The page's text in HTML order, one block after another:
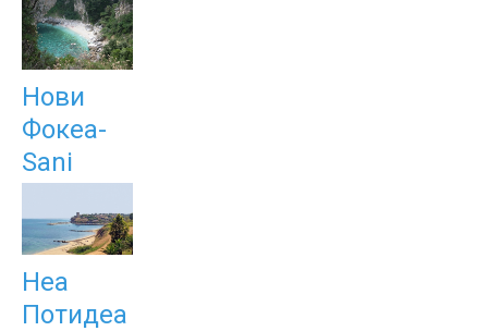
Нови
Фокеа-
Sani
Неа
Потидеа